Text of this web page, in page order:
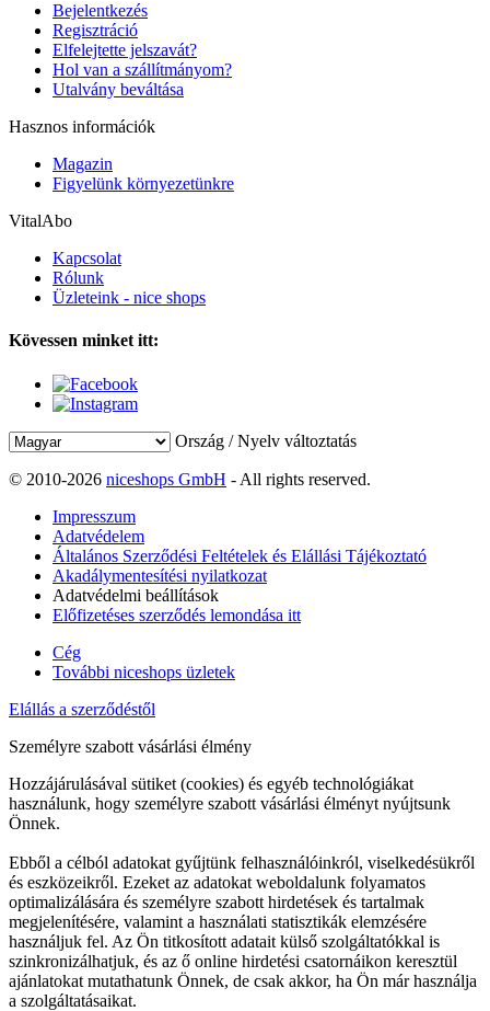
Bejelentkezés
Regisztráció
Elfelejtette jelszavát?
Hol van a szállítmányom?
Utalvány beváltása
Hasznos információk
Magazin
Figyelünk környezetünkre
VitalAbo
Kapcsolat
Rólunk
Üzleteink - nice shops
Kövessen minket itt:
Ország / Nyelv változtatás
© 2010-2026 niceshops GmbH - All rights reserved.
Impresszum
Adatvédelem
Általános Szerződési Feltételek és Elállási Tájékoztató
Akadálymentesítési nyilatkozat
Adatvédelmi beállítások
Előfizetéses szerződés lemondása itt
Cég
További niceshops üzletek
Elállás a szerződéstől
Személyre szabott vásárlási élmény
Hozzájárulásával sütiket (cookies) és egyéb technológiákat
használunk, hogy személyre szabott vásárlási élményt nyújtsunk
Önnek.
Ebből a célból adatokat gyűjtünk felhasználóinkról, viselkedésükről
és eszközeikről. Ezeket az adatokat weboldalunk folyamatos
optimalizálására és személyre szabott hirdetések és tartalmak
megjelenítésére, valamint a használati statisztikák elemzésére
használjuk fel. Az Ön titkosított adatait külső szolgáltatókkal is
szinkronizálhatjuk, és az ő online hirdetési csatornáikon keresztül
ajánlatokat mutathatunk Önnek, de csak akkor, ha Ön már használja
a szolgáltatásaikat.